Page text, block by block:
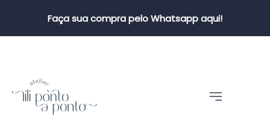
Faça sua compra pelo Whatsapp aqui!